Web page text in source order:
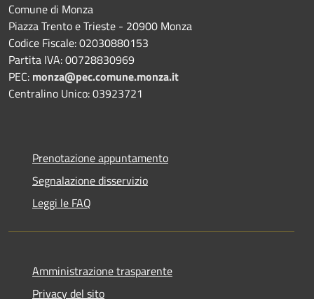
Comune di Monza
Piazza Trento e Trieste - 20900 Monza
Codice Fiscale: 02030880153
Partita IVA: 00728830969
PEC: monza@pec.comune.monza.it
Centralino Unico: 03923721
Prenotazione appuntamento
Segnalazione disservizio
Leggi le FAQ
Amministrazione trasparente
Privacy del sito